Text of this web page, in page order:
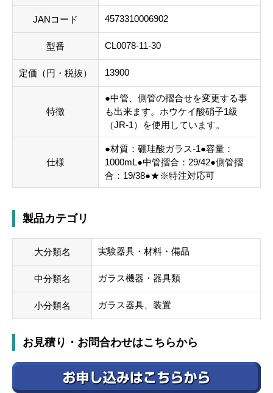
JANコード 4573310006902
型番 CL0078-11-30
定価（円・税抜） 13900
特徴
●中管、側管の摺合せを変更する事
も出来ます。ホウケイ酸硝子1級
（JR-1）を使用しています。
仕様
●材質：硼珪酸ガラス-1●容量：
1000mL●中管摺合：29/42●側管摺
合：19/38●★※特注対応可
製品カテゴリ
大分類名 実験器具・材料・備品
中分類名 ガラス機器・器具類
小分類名 ガラス器具、装置
お見積り・お問合わせはこちらから